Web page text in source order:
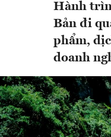
Hành
Bản đi
phẩm,
doanh